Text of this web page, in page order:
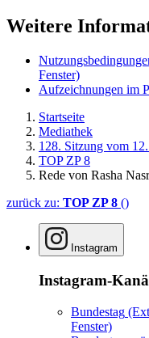
Weitere
Fenster)
Aufzeichnungen im
Startseite
Mediathek
128. Sitzung vom
TOP ZP 8
Rede von Rasha Nasr
zurück zu: TOP ZP 8 ()
Instagram
Instagram-
Bundestag
Fenster)